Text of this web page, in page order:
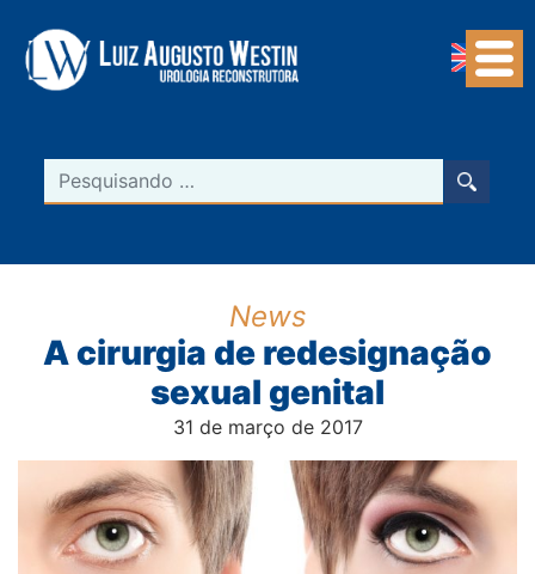
Pesquisar
News
A cirurgia de redesignação
sexual genital
31 de março de 2017